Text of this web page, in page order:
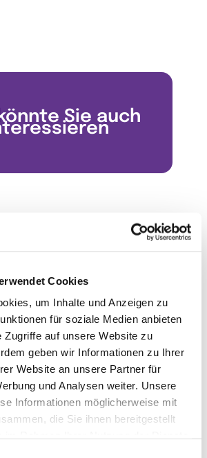
Cookies
um Inhalte und Anzeigen zu
für soziale Medien anbieten
Zugriffe auf unsere Website zu
geben wir Informationen zu Ihrer
Website an unsere Partner für
und Analysen weiter. Unsere
Informationen möglicherweise mit
die Sie ihnen bereitgestellt
Sie auch